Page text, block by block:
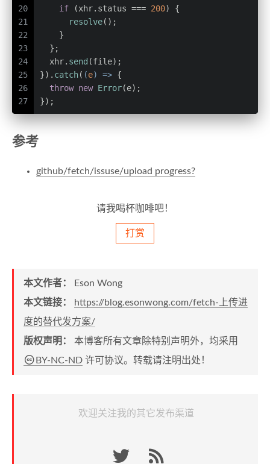
20
21
22
23
24
25
26
27
if (xhr. status === 200) {
resolve();
    }
  };
  xhr.
send (file);
}). catch( (e) => {
throw new Error(e);
});
参考
github/fetch/issuse/upload progress?
请我喝杯咖啡吧！
打赏
本文作者：
Eson Wong
本文链接：
https://blog.esonwong.com/fetch-上传进
度的替代发方案/
版权声明： 本博客所有文章除特别声明外，均采用
BY-NC-ND 许可协议。转载请注明出处！
欢迎关注我的其它发布渠道